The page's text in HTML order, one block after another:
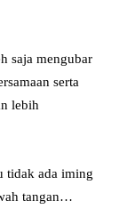
saja mengubar
serta
lebih
tidak ada iming
tangan…